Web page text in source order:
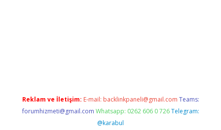
Reklam ve İletişim: E-mail: backlinkpaneli@gmail.com Teams:
forumhizmeti@gmail.com Whatsapp: 0262 606 0 726 Telegram:
@karabul